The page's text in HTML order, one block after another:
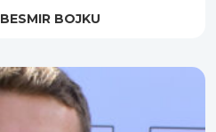
BESMIR BOJKU